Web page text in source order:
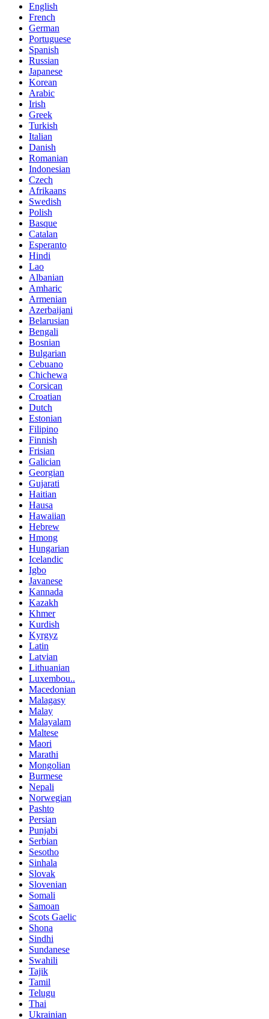
English
French
German
Portuguese
Spanish
Russian
Japanese
Korean
Arabic
Irish
Greek
Turkish
Italian
Danish
Romanian
Indonesian
Czech
Afrikaans
Swedish
Polish
Basque
Catalan
Esperanto
Hindi
Lao
Albanian
Amharic
Armenian
Azerbaijani
Belarusian
Bengali
Bosnian
Bulgarian
Cebuano
Chichewa
Corsican
Croatian
Dutch
Estonian
Filipino
Finnish
Frisian
Galician
Georgian
Gujarati
Haitian
Hausa
Hawaiian
Hebrew
Hmong
Hungarian
Icelandic
Igbo
Javanese
Kannada
Kazakh
Khmer
Kurdish
Kyrgyz
Latin
Latvian
Lithuanian
Luxembou..
Macedonian
Malagasy
Malay
Malayalam
Maltese
Maori
Marathi
Mongolian
Burmese
Nepali
Norwegian
Pashto
Persian
Punjabi
Serbian
Sesotho
Sinhala
Slovak
Slovenian
Somali
Samoan
Scots Gaelic
Shona
Sindhi
Sundanese
Swahili
Tajik
Tamil
Telugu
Thai
Ukrainian